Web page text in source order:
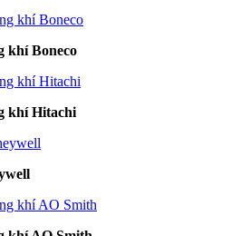
khí Boneco
khí Hitachi